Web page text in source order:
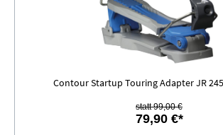
Contour Startup Touring Adapter JR
statt 99,00 €
79,90 €*